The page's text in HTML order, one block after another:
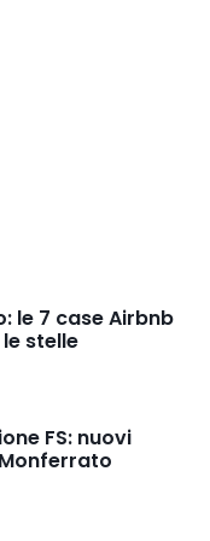
le 7 case Airbnb
stelle
FS: nuovi